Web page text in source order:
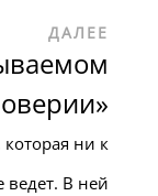
ДАЛЕЕ
ни к
ведет. В ней